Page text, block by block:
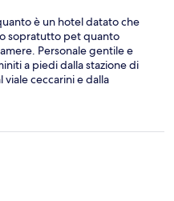
è un hotel datato che
sopratutto pet quanto
Personale gentile e
a piedi dalla stazione di
viale ceccarini e dalla
struttura a pagamento su
anche nella zona